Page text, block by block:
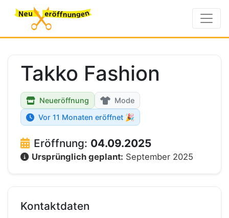
Takko Fashion
Neueröffnung
Mode
Vor 11 Monaten eröffnet 🎉
Eröffnung: 04.09.2025
Ursprünglich geplant: September 2025
Kontaktdaten